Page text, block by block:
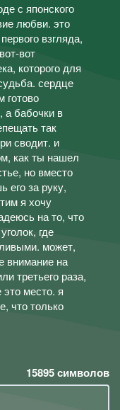
с японского
любви. это
взгляда,
вот
которого для
сердце
готово
а бабочки в
так
сводит. и
как ты нашел
но вместо
его за руку,
я хочу
на то, что
где
может,
внимание на
третьего раза,
место. я
что только
15895символов